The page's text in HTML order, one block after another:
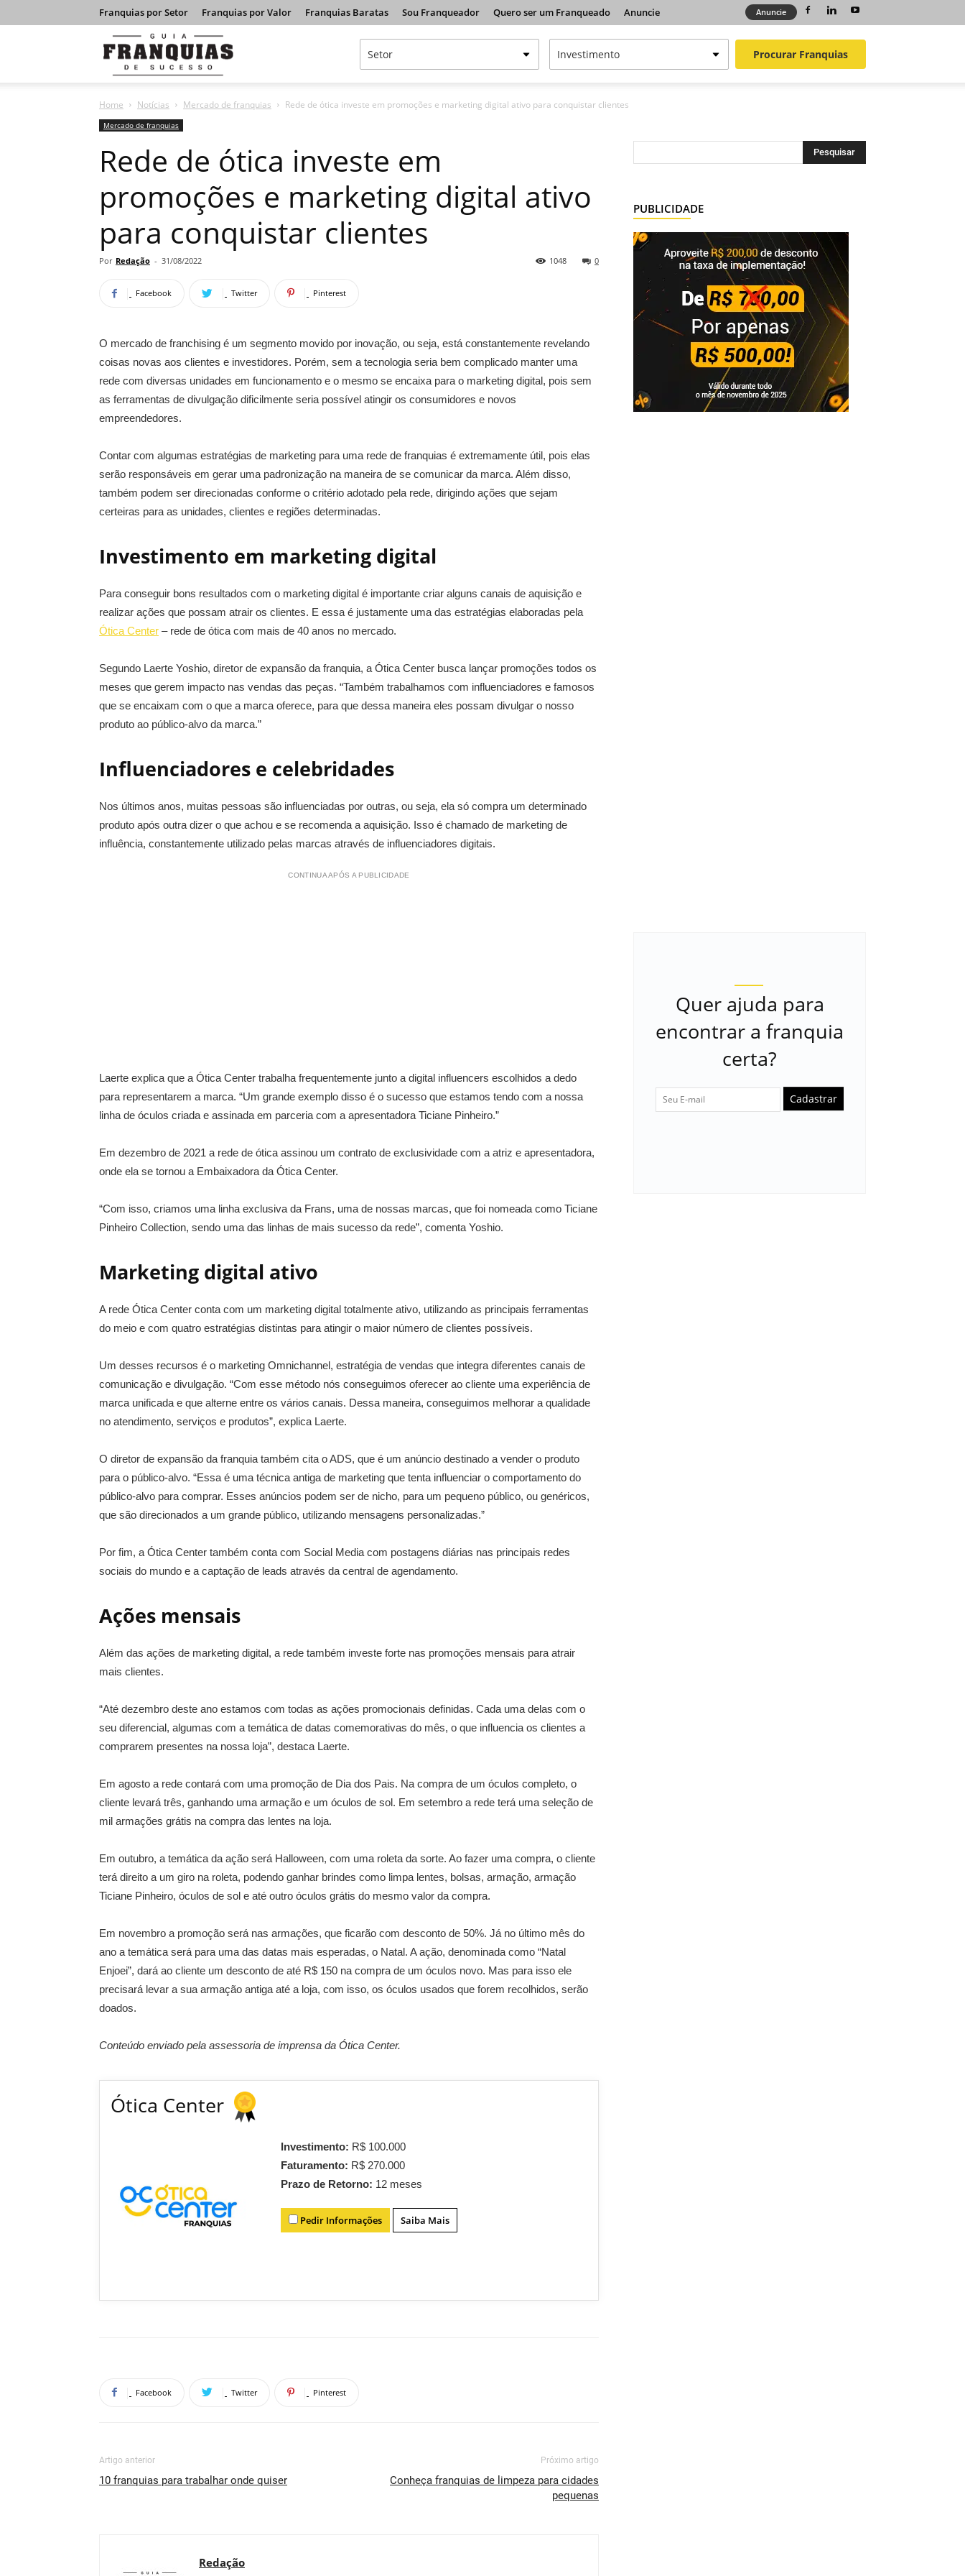
Franquias por Setor Franquias por Valor Franquias Baratas Sou Franqueador Quero ser um Franqueado Anuncie Anuncie
Franquias
de
Sucesso
Procurar Franquias
Home Notícias Mercado de franquias Rede de ótica investe em promoções e marketing digital ativo para conquistar clientes
Mercado de franquias
Rede de ótica investe em
promoções e marketing digital ativo
para conquistar clientes
Por Redação - 31/08/2022 0
1048
Facebook Twitter Pinterest
O mercado de franchising é um segmento movido por inovação, ou seja, está constantemente revelando
coisas novas aos clientes e investidores. Porém, sem a tecnologia seria bem complicado manter uma
rede com diversas unidades em funcionamento e o mesmo se encaixa para o marketing digital, pois sem
as ferramentas de divulgação dificilmente seria possível atingir os consumidores e novos
empreendedores.
Contar com algumas estratégias de marketing para uma rede de franquias é extremamente útil, pois elas
serão responsáveis em gerar uma padronização na maneira de se comunicar da marca. Além disso,
também podem ser direcionadas conforme o critério adotado pela rede, dirigindo ações que sejam
certeiras para as unidades, clientes e regiões determinadas.
Investimento em marketing digital
Para conseguir bons resultados com o marketing digital é importante criar alguns canais de aquisição e
realizar ações que possam atrair os clientes. E essa é justamente uma das estratégias elaboradas pela
Ótica Center – rede de ótica com mais de 40 anos no mercado.
Segundo Laerte Yoshio, diretor de expansão da franquia, a Ótica Center busca lançar promoções todos os
meses que gerem impacto nas vendas das peças. “Também trabalhamos com influenciadores e famosos
que se encaixam com o que a marca oferece, para que dessa maneira eles possam divulgar o nosso
produto ao público-alvo da marca.”
Influenciadores e celebridades
Nos últimos anos, muitas pessoas são influenciadas por outras, ou seja, ela só compra um determinado
produto após outra dizer o que achou e se recomenda a aquisição. Isso é chamado de marketing de
influência, constantemente utilizado pelas marcas através de influenciadores digitais.
CONTINUA APÓS A PUBLICIDADE
Laerte explica que a Ótica Center trabalha frequentemente junto a digital influencers escolhidos a dedo
para representarem a marca. “Um grande exemplo disso é o sucesso que estamos tendo com a nossa
linha de óculos criada e assinada em parceria com a apresentadora Ticiane Pinheiro.”
Em dezembro de 2021 a rede de ótica assinou um contrato de exclusividade com a atriz e apresentadora,
onde ela se tornou a Embaixadora da Ótica Center.
“Com isso, criamos uma linha exclusiva da Frans, uma de nossas marcas, que foi nomeada como Ticiane
Pinheiro Collection, sendo uma das linhas de mais sucesso da rede”, comenta Yoshio.
Marketing digital ativo
A rede Ótica Center conta com um marketing digital totalmente ativo, utilizando as principais ferramentas
do meio e com quatro estratégias distintas para atingir o maior número de clientes possíveis.
Um desses recursos é o marketing Omnichannel, estratégia de vendas que integra diferentes canais de
comunicação e divulgação. “Com esse método nós conseguimos oferecer ao cliente uma experiência de
marca unificada e que alterne entre os vários canais. Dessa maneira, conseguimos melhorar a qualidade
no atendimento, serviços e produtos”, explica Laerte.
O diretor de expansão da franquia também cita o ADS, que é um anúncio destinado a vender o produto
para o público-alvo. “Essa é uma técnica antiga de marketing que tenta influenciar o comportamento do
público-alvo para comprar. Esses anúncios podem ser de nicho, para um pequeno público, ou genéricos,
que são direcionados a um grande público, utilizando mensagens personalizadas.”
Por fim, a Ótica Center também conta com Social Media com postagens diárias nas principais redes
sociais do mundo e a captação de leads através da central de agendamento.
Ações mensais
Além das ações de marketing digital, a rede também investe forte nas promoções mensais para atrair
mais clientes.
“Até dezembro deste ano estamos com todas as ações promocionais definidas. Cada uma delas com o
seu diferencial, algumas com a temática de datas comemorativas do mês, o que influencia os clientes a
comprarem presentes na nossa loja”, destaca Laerte.
Em agosto a rede contará com uma promoção de Dia dos Pais. Na compra de um óculos completo, o
cliente levará três, ganhando uma armação e um óculos de sol. Em setembro a rede terá uma seleção de
mil armações grátis na compra das lentes na loja.
Em outubro, a temática da ação será Halloween, com uma roleta da sorte. Ao fazer uma compra, o cliente
terá direito a um giro na roleta, podendo ganhar brindes como limpa lentes, bolsas, armação, armação
Ticiane Pinheiro, óculos de sol e até outro óculos grátis do mesmo valor da compra.
Em novembro a promoção será nas armações, que ficarão com desconto de 50%. Já no último mês do
ano a temática será para uma das datas mais esperadas, o Natal. A ação, denominada como “Natal
Enjoei”, dará ao cliente um desconto de até R$ 150 na compra de um óculos novo. Mas para isso ele
precisará levar a sua armação antiga até a loja, com isso, os óculos usados que forem recolhidos, serão
doados.
Conteúdo enviado pela assessoria de imprensa da Ótica Center.
Ótica Center
Investimento: R$ 100.000
Faturamento: R$ 270.000
Prazo de Retorno: 12 meses
Pedir Informações Saiba Mais
Facebook Twitter Pinterest
Artigo anterior
10 franquias para trabalhar onde quiser
Próximo artigo
Conheça franquias de limpeza para cidades
pequenas
Redação
PUBLICIDADE
Quer ajuda para
encontrar a franquia
certa?
Cadastrar